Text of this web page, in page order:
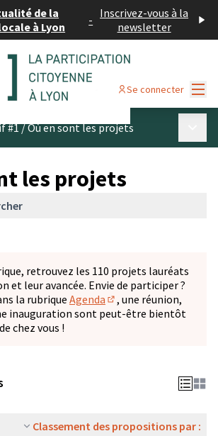
de la
à Lyon
- Inscrivez-vous à la
newsletter
Se connecter
#1/Où en sont les projets
les projets
retrouvez les 110 projets lauréats
et leur avancée. Envie de participer ?
la rubrique Agenda
(S'ouvre dans un
, une réunion,
inauguration sont peut-être bientôt
chez vous !
Classement des propositions par :